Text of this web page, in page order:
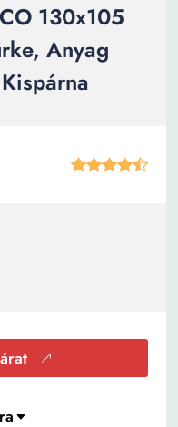
130x105
Anyag